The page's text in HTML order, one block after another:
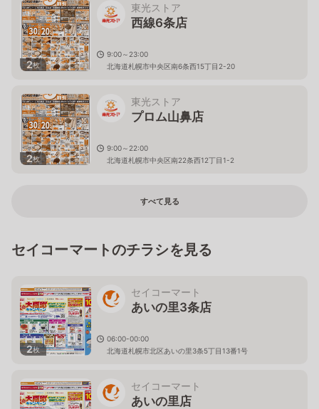
2枚
東光ストア
西線6条店
9:00～23:00
北海道札幌市中央区南6条西15丁目2-20
2枚
東光ストア
プロム山鼻店
9:00～22:00
北海道札幌市中央区南22条西12丁目1-2
すべて見る
セイコーマートのチラシを見る
2枚
セイコーマート
あいの里3条店
06:00-00:00
北海道札幌市北区あいの里3条5丁目13番1号
セイコーマート
あいの里店